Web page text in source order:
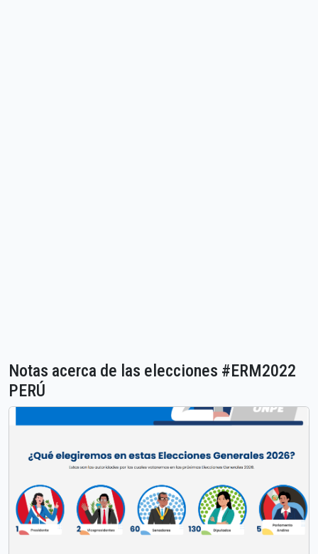
Notas acerca de las elecciones #ERM2022
PERÚ